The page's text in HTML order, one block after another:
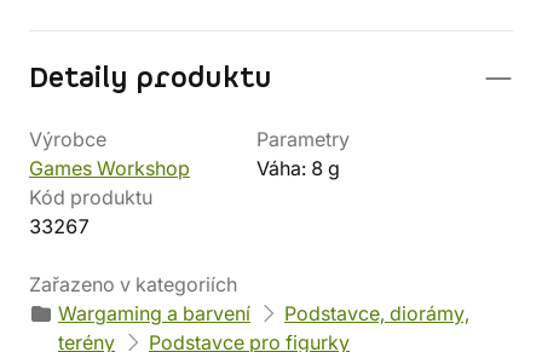
Detaily produktu
Výrobce
Games Workshop
Parametry
Váha: 8 g
Kód produktu
33267
Zařazeno v kategoriích
Wargaming a barvení
Podstavce, diorámy,
terény
Podstavce pro figurky